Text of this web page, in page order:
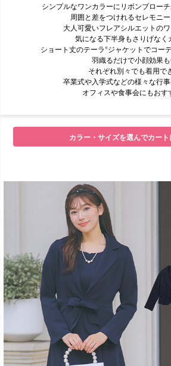
シンプルなワンカラーにリボンブロー
周囲と差をつけれるセレモニ
大人可愛いフレアシルエットの
気になる下半身もさりげなく
ショート丈のテーラ°ジャケットでコー
羽織るだけで小顔効果
それぞれ別々でも着用で
卒業式や入学式などの様々な行事
オフィスや食事会にもおす
カラー・サイズを選んでカー